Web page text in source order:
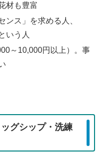
材も豊富
ンス」を求める人、
いう人
～10,000円以上）。事
グシップ・洗練